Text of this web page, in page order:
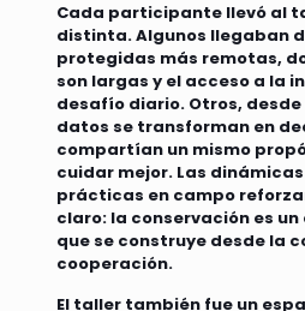
Cada participante llevó al
distinta. Algunos llegaban
protegidas más remotas,
son largas y el acceso a la
desafío diario. Otros,
datos se transforman en
compartían un mismo
cuidar mejor. Las
prácticas en campo
claro: la conservación es
que se construye desde la
cooperación.
El taller también fue un